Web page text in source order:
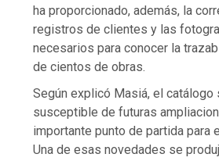
ha proporcionado, además, la
registros de clientes y las
necesarios para conocer la
de cientos de obras.
Según explicó Masiá, el catálogo
susceptible de futuras
importante punto de partida para
Una de esas novedades se